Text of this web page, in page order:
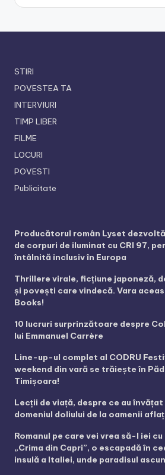
STIRI
POVESTEA TA
INTERVIURI
TIMP LIBER
FILME
LOCURI
POVESTI
Publicitate
Producătorul român Lyset
de corpuri de iluminat cu CRI 97,
întâlnită inclusiv în Europa
Thrillere virale, ficțiune japoneză,
și povești care vindecă. Vara
Books!
10 lucruri surprinzătoare despre
lui Emmanuel Carrère
Line-up-ul complet al CODRU
weekend din vară se trăiește în
Timișoara!
Lecții de viață, despre ce au
domeniul doliului de la oamenii
Romanul pe care vei vrea să-l iei
„Crima din Capri”, o escapadă în
insulă a Italiei, unde paradisul